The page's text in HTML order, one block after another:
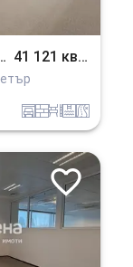
41 121 кв.м.
garajtuhlaobzavejdne_0 basein v_blizost_do_asfaltiran_put